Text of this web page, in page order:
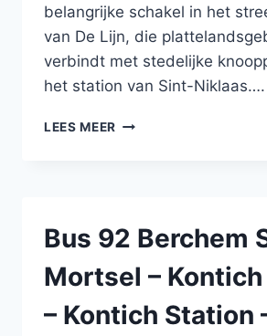
–
STATION
–
VIVES
–
ANDRIES
belangrijke schakel in het
van De Lijn, die
verbindt met stedelijke
het station van Sint-Niklaas….
LEES MEER BUS
Bus 92 Berchem
Mortsel –
– Kontich Station